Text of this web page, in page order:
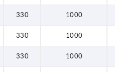
330 1000
330 1000
330 1000